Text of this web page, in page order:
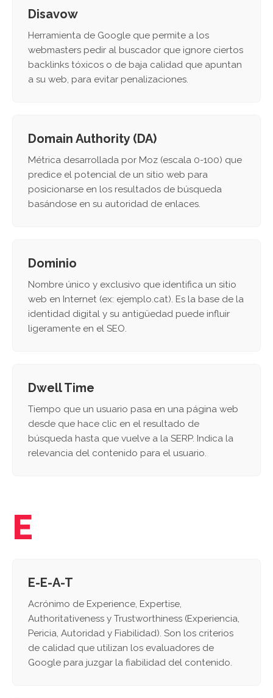
Disavow
Herramienta de Google que permite a los
webmasters pedir al buscador que ignore ciertos
backlinks tóxicos o de baja calidad que apuntan
a su web, para evitar penalizaciones.
Domain Authority (DA)
Métrica desarrollada por Moz (escala 0-100) que
predice el potencial de un sitio web para
posicionarse en los resultados de búsqueda
basándose en su autoridad de enlaces.
Dominio
Nombre único y exclusivo que identifica un sitio
web en Internet (ex: ejemplo.cat). Es la base de la
identidad digital y su antigüedad puede influir
ligeramente en el SEO.
Dwell Time
Tiempo que un usuario pasa en una página web
desde que hace clic en el resultado de
búsqueda hasta que vuelve a la SERP. Indica la
relevancia del contenido para el usuario.
E
E-E-A-T
Acrónimo de Experience, Expertise,
Authoritativeness y Trustworthiness (Experiencia,
Pericia, Autoridad y Fiabilidad). Son los criterios
de calidad que utilizan los evaluadores de
Google para juzgar la fiabilidad del contenido.